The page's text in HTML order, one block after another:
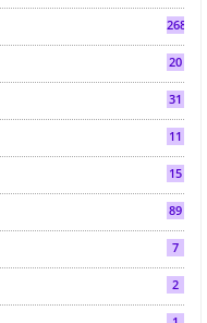
268
20
31
11
15
89
7
2